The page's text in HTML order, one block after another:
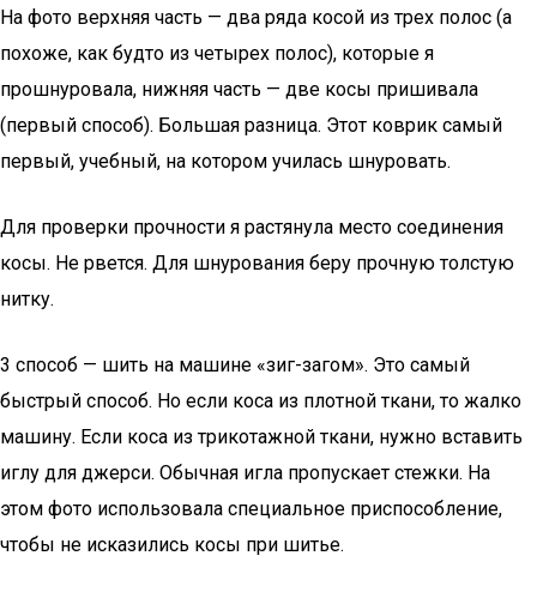
На фото верхняя часть — два ряда косой из трех полос (а
похоже, как будто из четырех полос), которые я
прошнуровала, нижняя часть — две косы пришивала
(первый способ). Большая разница. Этот коврик самый
первый, учебный, на котором училась шнуровать.
Для проверки прочности я растянула место соединения
косы. Не рвется. Для шнурования беру прочную толстую
нитку.
3 способ — шить на машине «зиг-загом». Это самый
быстрый способ. Но если коса из плотной ткани, то жалко
машину. Если коса из трикотажной ткани, нужно вставить
иглу для джерси. Обычная игла пропускает стежки. На
этом фото использовала специальное приспособление,
чтобы не исказились косы при шитье.